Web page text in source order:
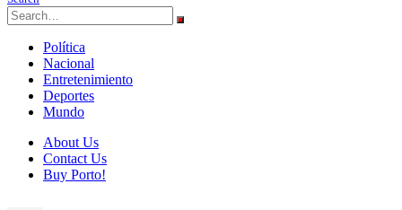
Política
Nacional
Entretenimiento
Deportes
Mundo
About Us
Contact Us
Buy Porto!